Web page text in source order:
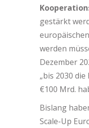
gestärkt
werden
Dezember
„bis 2030
€100 Mrd.
Bislang
Scale-Up